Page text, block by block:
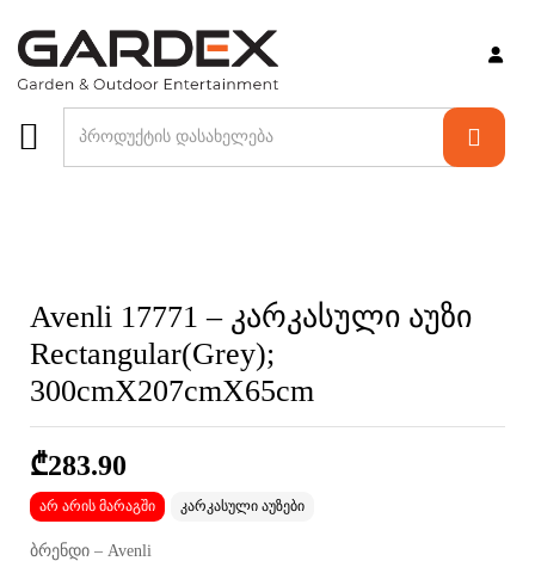
Avenli 17771 – კარკასული აუზი
Rectangular(Grey);
300cmX207cmX65cm
₾283.90
არ არის მარაგში კარკასული აუზები
ბრენდი – Avenli